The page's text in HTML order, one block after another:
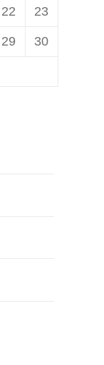
22 23
29 30